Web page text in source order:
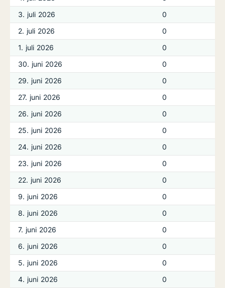
3. juli 2026
0
2. juli 2026
0
1. juli 2026
0
30. juni 2026
0
29. juni 2026
0
27. juni 2026
0
26. juni 2026
0
25. juni 2026
0
24. juni 2026
0
23. juni 2026
0
22. juni 2026
0
9. juni 2026
0
8. juni 2026
0
7. juni 2026
0
6. juni 2026
0
5. juni 2026
0
4. juni 2026
0